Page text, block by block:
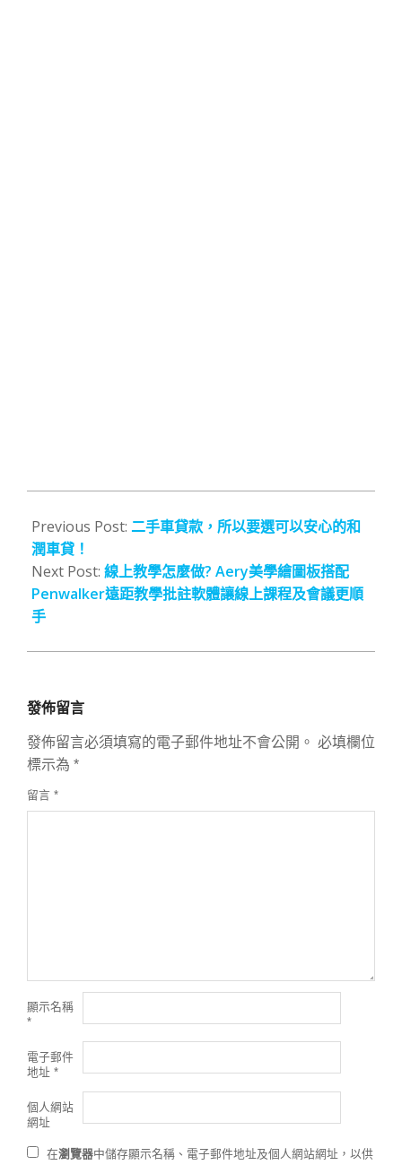
12-
28
Previous Post: 二手車貸款，所以要選可以安心的和
潤車貸！
Next Post: 線上教學怎麼做? Aery美學繪圖板搭配
Penwalker遠距教學批註軟體讓線上課程及會議更順
手
發佈留言
發佈留言必須填寫的電子郵件地址不會公開。 必填欄位
標示為 *
留言 *
顯示名稱
*
電子郵件
地址 *
個人網站
網址
在瀏覽器中儲存顯示名稱、電子郵件地址及個人網站網址，以供